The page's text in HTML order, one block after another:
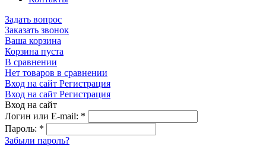
Задать вопрос
Заказать звонок
Ваша корзина
Корзина пуста
В сравнении
Нет товаров в сравнении
Вход на сайт Регистрация
Вход на сайт Регистрация
Вход на сайт
Логин или E-mail: *
Пароль: *
Забыли пароль?